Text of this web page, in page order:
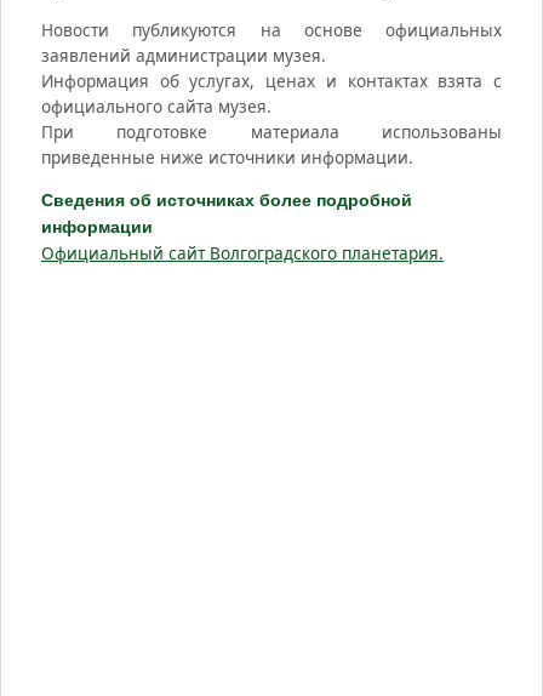
Новости публикуются на основе официальных
заявлений администрации музея.
Информация об услугах, ценах и контактах взята с
официального сайта музея.
При подготовке материала использованы
приведенные ниже источники информации.
Сведения об источниках более подробной
информации
Официальный сайт Волгоградского планетария.